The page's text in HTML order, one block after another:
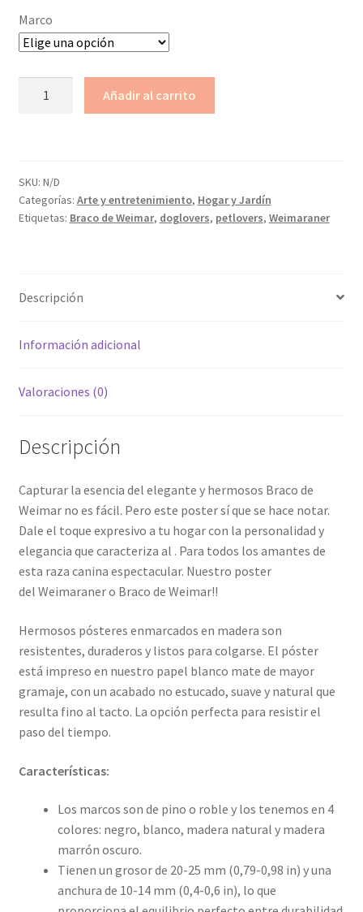
desde
£32.44
hasta
Marco
cantidad
Añadir al carrito
SKU: N/D
Categorías: Arte y entretenimiento, Hogar y Jardín
Etiquetas: Braco de Weimar, doglovers, petlovers, Weimaraner
Descripción
Información adicional
Valoraciones (0)
Descripción
Capturar la esencia del elegante y hermosos Braco de
Weimar no es fácil. Pero este poster sí que se hace notar.
Dale el toque expresivo a tu hogar con la personalidad y
elegancia que caracteriza al . Para todos los amantes de
esta raza canina espectacular. Nuestro poster
del Weimaraner o Braco de Weimar!!
Hermosos pósteres enmarcados en madera son
resistentes, duraderos y listos para colgarse. El póster
está impreso en nuestro papel blanco mate de mayor
gramaje, con un acabado no estucado, suave y natural que
resulta fino al tacto. La opción perfecta para resistir el
paso del tiempo.
Características:
Los marcos son de pino o roble y los tenemos en 4
colores: negro, blanco, madera natural y madera
marrón oscuro.
Tienen un grosor de 20-25 mm (0,79-0,98 in) y una
anchura de 10-14 mm (0,4-0,6 in), lo que